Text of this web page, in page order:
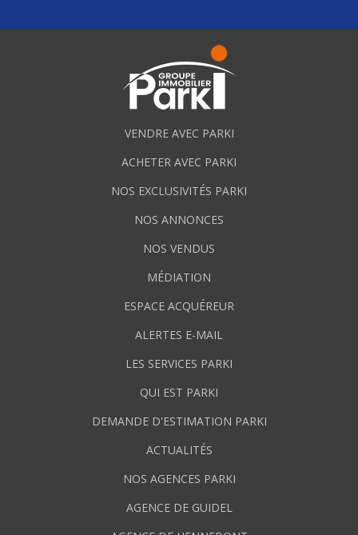
VENDRE AVEC PARKI
ACHETER AVEC PARKI
NOS EXCLUSIVITÉS PARKI
NOS ANNONCES
NOS VENDUS
MÉDIATION
ESPACE ACQUÉREUR
ALERTES E-MAIL
LES SERVICES PARKI
QUI EST PARKI
DEMANDE D'ESTIMATION PARKI
ACTUALITÉS
NOS AGENCES PARKI
AGENCE DE GUIDEL